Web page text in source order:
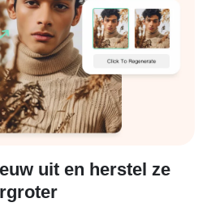
uit en herstel ze